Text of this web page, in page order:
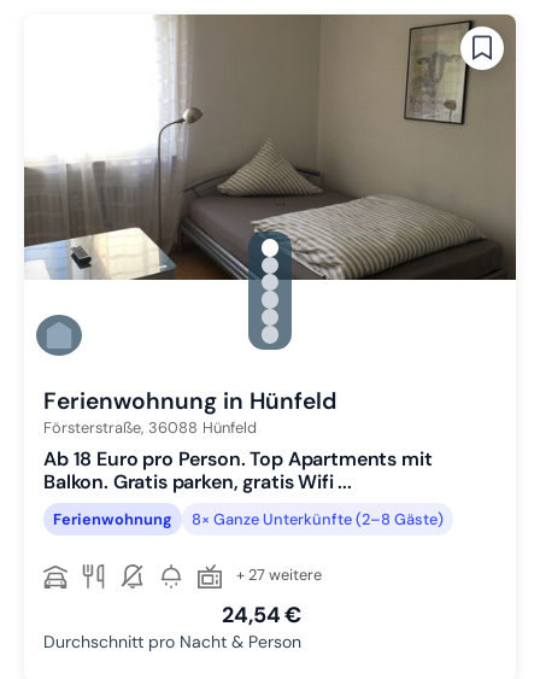
gallery.slide_selector
Zu Slide 1 wechseln
Zu Slide 2 wechseln
Zu Slide 3 wechseln
Zu Slide 4 wechseln
Zu Slide 5 wechseln
Zu Slide 6 wechseln
Ferienwohnung in Hünfeld
Försterstraße, 36088 Hünfeld
Ab 18 Euro pro Person. Top Apartments mit
Balkon. Gratis parken, gratis Wifi ...
Ferienwohnung 8× Ganze Unterkünfte (2–8 Gäste)
+ 27 weitere
24,54 €
Durchschnitt pro Nacht & Person